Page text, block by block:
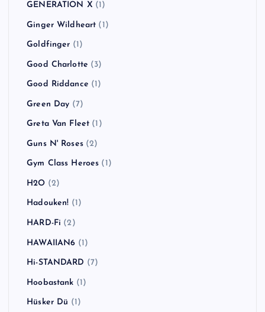
GENERATION X (1)
Ginger Wildheart (1)
Goldfinger (1)
Good Charlotte (3)
Good Riddance (1)
Green Day (7)
Greta Van Fleet (1)
Guns N' Roses(2)
Gym Class Heroes (1)
H2O (2)
Hadouken! (1)
HARD-Fi (2)
HAWAIIAN6 (1)
Hi-STANDARD (7)
Hoobastank (1)
Hüsker Dü (1)